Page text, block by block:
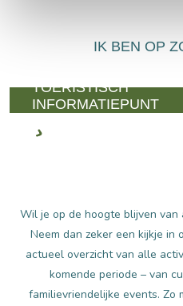
IK BEN OP
TOERISTISCH
INFORMATIEPUNT
Wil je op de hoogte blijven van
Neem dan zeker een kijkje in
actueel overzicht van alle
komende periode – van
familievriendelijke events. Zo